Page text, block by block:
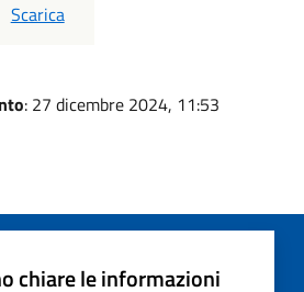
PDF
Scarica
: 27 dicembre 2024, 11:53
chiare le informazioni